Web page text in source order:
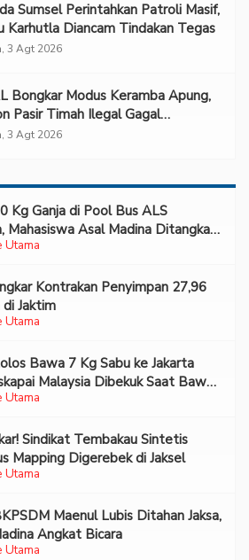
Sumsel Perintahkan Patroli Masif,
Karhutla Diancam Tindakan Tegas
3 Agt 2026
Bongkar Modus Keramba Apung,
Pasir Timah Ilegal Gagal
3 Agt 2026
Utama
Kg Ganja di Pool Bus ALS
Mahasiswa Asal Madina Ditangkap
Utama
Kontrakan Penyimpan 27,96
di Jaktim
Utama
Bawa 7 Kg Sabu ke Jakarta
Malaysia Dibekuk Saat Bawa
Ekstasi Di Bandara Soetta
Utama
Sindikat Tembakau Sintetis
Mapping Digerebek di Jaksel
Utama
Maenul Lubis Ditahan Jaksa,
Angkat Bicara